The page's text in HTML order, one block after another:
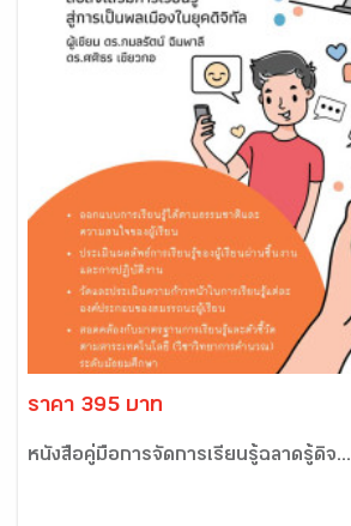
ราคา 395 บาท
หนังสือคู่มือการจัดการเรียนรู้ฉลาดรู้ดิจ...